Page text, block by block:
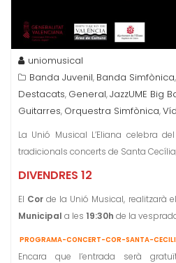
uniomusical
Banda Juvenil, Banda Simfònica,
Destacats, General,JazzUME Big
Guitarres, Orquestra Simfònica,
La Unió Musical L’Eliana celebra
tradicionals concerts de Santa
DIVENDRES 12
El Cor de la Unió Musical, realitzarà
Municipal a les 19:30h de la
PROGRAMA-CONCERT-COR-SANTA-
Encara que l’entrada serà